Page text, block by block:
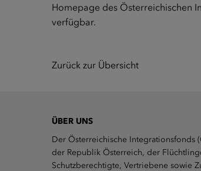
Homepage des Österreichischen
verfügbar.
Zurück zur Übersicht
ÜBER UNS
Der Österreichische Integrationsfonds
der Republik Österreich, der
Schutzberechtigte, Vertriebene sowie